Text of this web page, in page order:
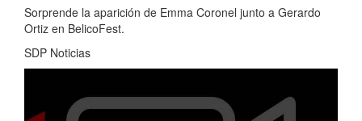
Sorprende la aparición de Emma Coronel junto a Gerardo
Ortiz en BelicoFest.
SDP Noticias